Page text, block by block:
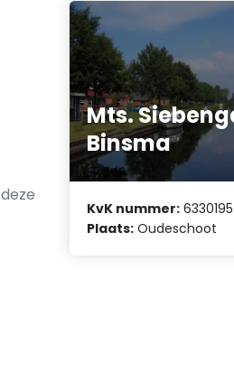
Mts.
Binsma
KvK nummer:
Plaats: Oudeschoot